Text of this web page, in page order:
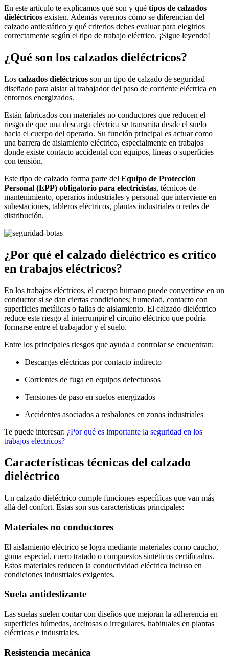
En este artículo te explicamos qué son y qué tipos de calzados
dieléctricos existen. Además veremos cómo se diferencian del
calzado antiestático y qué criterios debes evaluar para elegirlos
correctamente según el tipo de trabajo eléctrico. ¡Sigue leyendo!
¿Qué son los calzados dieléctricos?
Los calzados dieléctricos son un tipo de calzado de seguridad
diseñado para aislar al trabajador del paso de corriente eléctrica en
entornos energizados.
Están fabricados con materiales no conductores que reducen el
riesgo de que una descarga eléctrica se transmita desde el suelo
hacia el cuerpo del operario. Su función principal es actuar como
una barrera de aislamiento eléctrico, especialmente en trabajos
donde existe contacto accidental con equipos, líneas o superficies
con tensión.
Este tipo de calzado forma parte del Equipo de Protección
Personal (EPP) obligatorio para electricistas, técnicos de
mantenimiento, operarios industriales y personal que interviene en
subestaciones, tableros eléctricos, plantas industriales o redes de
distribución.
¿Por qué el calzado dieléctrico es crítico
en trabajos eléctricos?
En los trabajos eléctricos, el cuerpo humano puede convertirse en un
conductor si se dan ciertas condiciones: humedad, contacto con
superficies metálicas o fallas de aislamiento. El calzado dieléctrico
reduce este riesgo al interrumpir el circuito eléctrico que podría
formarse entre el trabajador y el suelo.
Entre los principales riesgos que ayuda a controlar se encuentran:
Descargas eléctricas por contacto indirecto
Corrientes de fuga en equipos defectuosos
Tensiones de paso en suelos energizados
Accidentes asociados a resbalones en zonas industriales
Te puede interesar: ¿Por qué es importante la seguridad en los
trabajos eléctricos?
Características técnicas del calzado
dieléctrico
Un calzado dieléctrico cumple funciones específicas que van más
allá del confort. Estas son sus características principales:
Materiales no conductores
El aislamiento eléctrico se logra mediante materiales como caucho,
goma especial, cuero tratado o compuestos sintéticos certificados.
Estos materiales reducen la conductividad eléctrica incluso en
condiciones industriales exigentes.
Suela antideslizante
Las suelas suelen contar con diseños que mejoran la adherencia en
superficies húmedas, aceitosas o irregulares, habituales en plantas
eléctricas e industriales.
Resistencia mecánica